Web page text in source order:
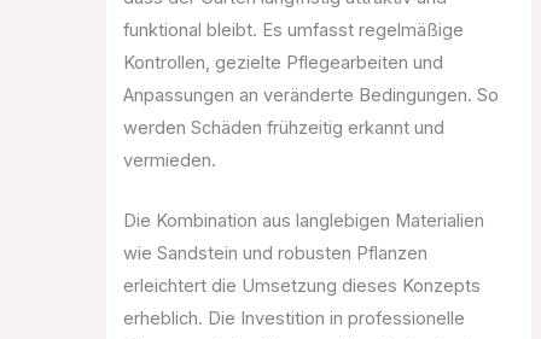
funktional bleibt. Es umfasst regelmäßige
Kontrollen, gezielte Pflegearbeiten und
Anpassungen an veränderte Bedingungen. So
werden Schäden frühzeitig erkannt und
vermieden.
Die Kombination aus langlebigen Materialien
wie Sandstein und robusten Pflanzen
erleichtert die Umsetzung dieses Konzepts
erheblich. Die Investition in professionelle